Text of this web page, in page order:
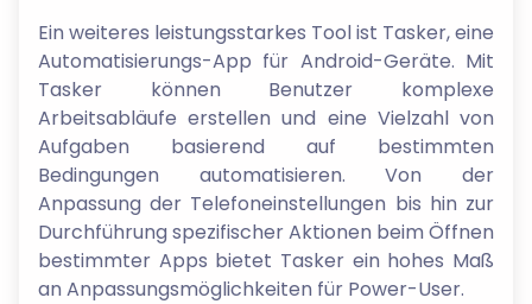
Ein weiteres leistungsstarkes Tool ist Tasker, eine
Automatisierungs-App für Android-Geräte. Mit
Tasker können Benutzer komplexe
Arbeitsabläufe erstellen und eine Vielzahl von
Aufgaben basierend auf bestimmten
Bedingungen automatisieren. Von der
Anpassung der Telefoneinstellungen bis hin zur
Durchführung spezifischer Aktionen beim Öffnen
bestimmter Apps bietet Tasker ein hohes Maß
an Anpassungsmöglichkeiten für Power-User.